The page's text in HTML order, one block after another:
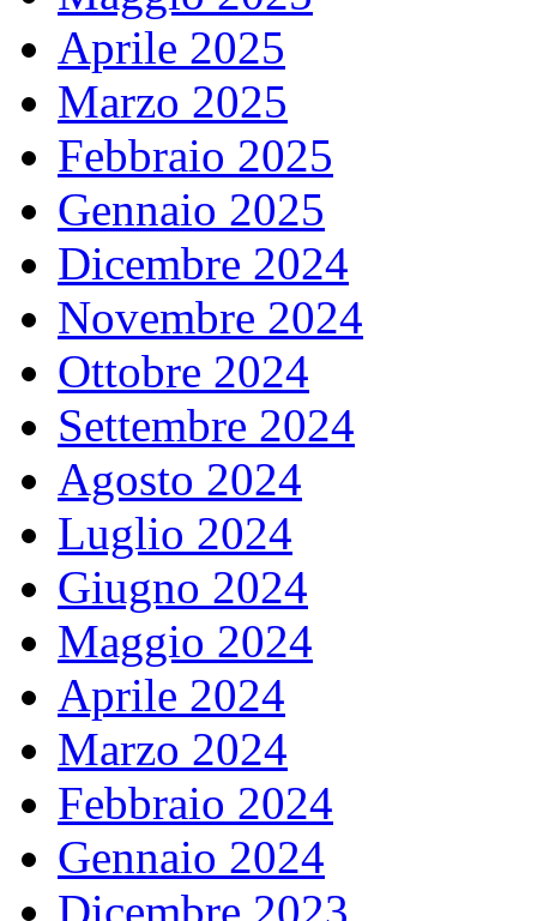
Aprile 2025
Marzo 2025
Febbraio 2025
Gennaio 2025
Dicembre 2024
Novembre 2024
Ottobre 2024
Settembre 2024
Agosto 2024
Luglio 2024
Giugno 2024
Maggio 2024
Aprile 2024
Marzo 2024
Febbraio 2024
Gennaio 2024
Dicembre 2023